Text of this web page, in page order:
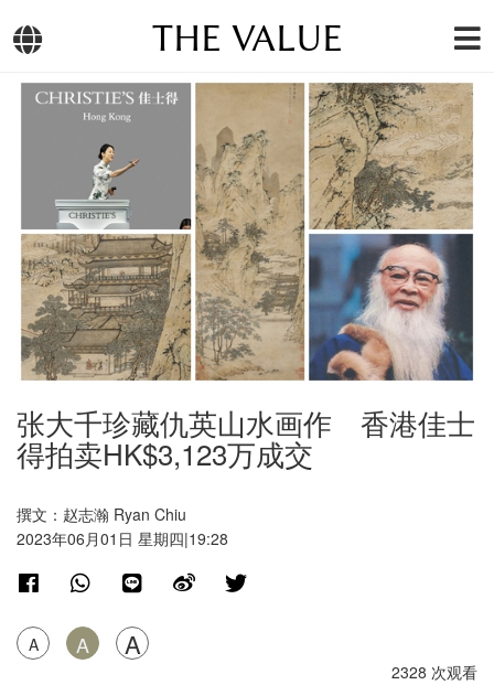
THE VALUE
张大千珍藏仇英山水画作 香港佳士
得拍卖HK$3,123万成交
撰文：赵志瀚 Ryan Chiu
2023年06月01日 星期四|19:28
A A A
2328 次观看